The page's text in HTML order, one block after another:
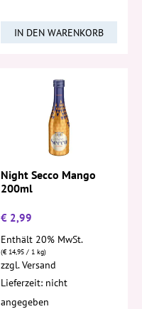
IN DEN WARENKORB
Night Secco Mango
200ml
€ 2,99
Enthält 20% MwSt.
(€ 14,95 / 1 kg)
zzgl.Versand
Lieferzeit: nicht
angegeben